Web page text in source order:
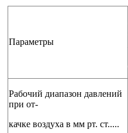
Параметры
Рабочий диапазон давлений
при от-
качке воздуха в мм рт. ст.....